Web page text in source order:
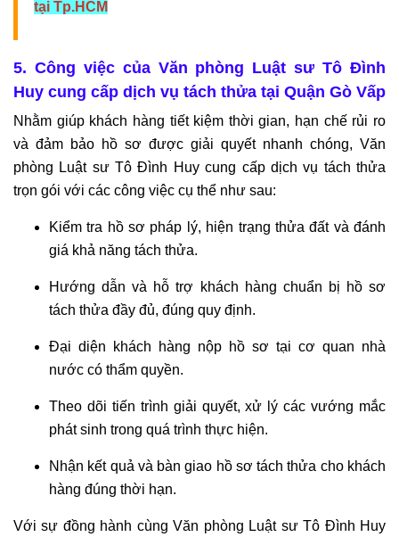
tại Tp.HCM
5. Công việc của Văn phòng Luật sư Tô Đình
Huy cung cấp dịch vụ tách thửa tại Quận Gò Vấp
Nhằm giúp khách hàng tiết kiệm thời gian, hạn chế rủi ro
và đảm bảo hồ sơ được giải quyết nhanh chóng, Văn
phòng Luật sư Tô Đình Huy cung cấp dịch vụ tách thửa
trọn gói với các công việc cụ thể như sau:
Kiểm tra hồ sơ pháp lý, hiện trạng thửa đất và đánh
giá khả năng tách thửa.
Hướng dẫn và hỗ trợ khách hàng chuẩn bị hồ sơ
tách thửa đầy đủ, đúng quy định.
Đại diện khách hàng nộp hồ sơ tại cơ quan nhà
nước có thẩm quyền.
Theo dõi tiến trình giải quyết, xử lý các vướng mắc
phát sinh trong quá trình thực hiện.
Nhận kết quả và bàn giao hồ sơ tách thửa cho khách
hàng đúng thời hạn.
Với sự đồng hành cùng Văn phòng Luật sư Tô Đình Huy